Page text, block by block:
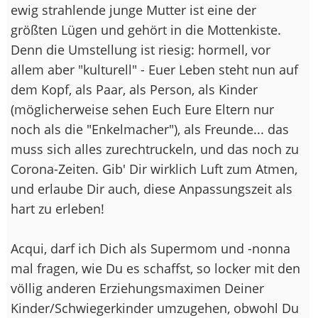
ewig strahlende junge Mutter ist eine der
größten Lügen und gehört in die Mottenkiste.
Denn die Umstellung ist riesig: hormell, vor
allem aber "kulturell" - Euer Leben steht nun auf
dem Kopf, als Paar, als Person, als Kinder
(möglicherweise sehen Euch Eure Eltern nur
noch als die "Enkelmacher"), als Freunde... das
muss sich alles zurechtruckeln, und das noch zu
Corona-Zeiten. Gib' Dir wirklich Luft zum Atmen,
und erlaube Dir auch, diese Anpassungszeit als
hart zu erleben!
Acqui, darf ich Dich als Supermom und -nonna
mal fragen, wie Du es schaffst, so locker mit den
völlig anderen Erziehungsmaximen Deiner
Kinder/Schwiegerkinder umzugehen, obwohl Du